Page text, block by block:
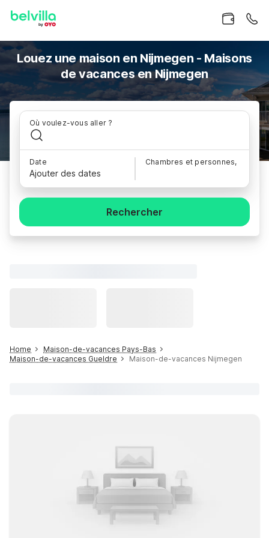
Louez une maison en Nijmegen - Maisons
de vacances en Nijmegen
Où voulez-vous aller ?
Date
Ajouter des dates
Chambres et personnes,
Rechercher
Home
Maison-de-vacances Pays-Bas
Maison-de-vacances Gueldre
Maison-de-vacances Nijmegen